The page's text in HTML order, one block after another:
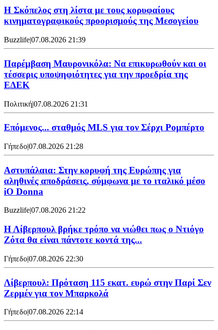
Η Σκόπελος στη λίστα με τους κορυφαίους
κινηματογραφικούς προορισμούς της Μεσογείου
Buzzlife|07.08.2026 21:39
Παρέμβαση Μαυρονικόλα: Να επικυρωθούν και οι
τέσσερις υποψηφιότητες για την προεδρία της
ΕΔΕΚ
Πολιτική|07.08.2026 21:31
Επόμενος... σταθμός MLS για τον Σέρχι Ρομπέρτο
Γήπεδο|07.08.2026 21:28
Αστυπάλαια: Στην κορυφή της Ευρώπης για
αληθινές αποδράσεις, σύμφωνα με το ιταλικό μέσο
iO Donna
Buzzlife|07.08.2026 21:22
Η Λίβερπουλ βρήκε τρόπο να νιώθει πως ο Ντιόγο
Ζότα θα είναι πάντοτε κοντά της...
Γήπεδο|07.08.2026 22:30
Λίβερπουλ: Πρόταση 115 εκατ. ευρώ στην Παρί Σεν
Ζερμέν για τον Μπαρκολά
Γήπεδο|07.08.2026 22:14